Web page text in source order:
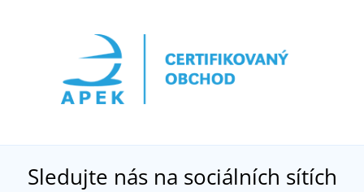
Sledujte nás na sociálních sítích